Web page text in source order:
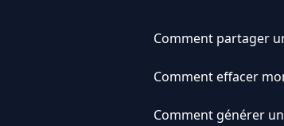
Comment partager
Comment effacer
Comment générer